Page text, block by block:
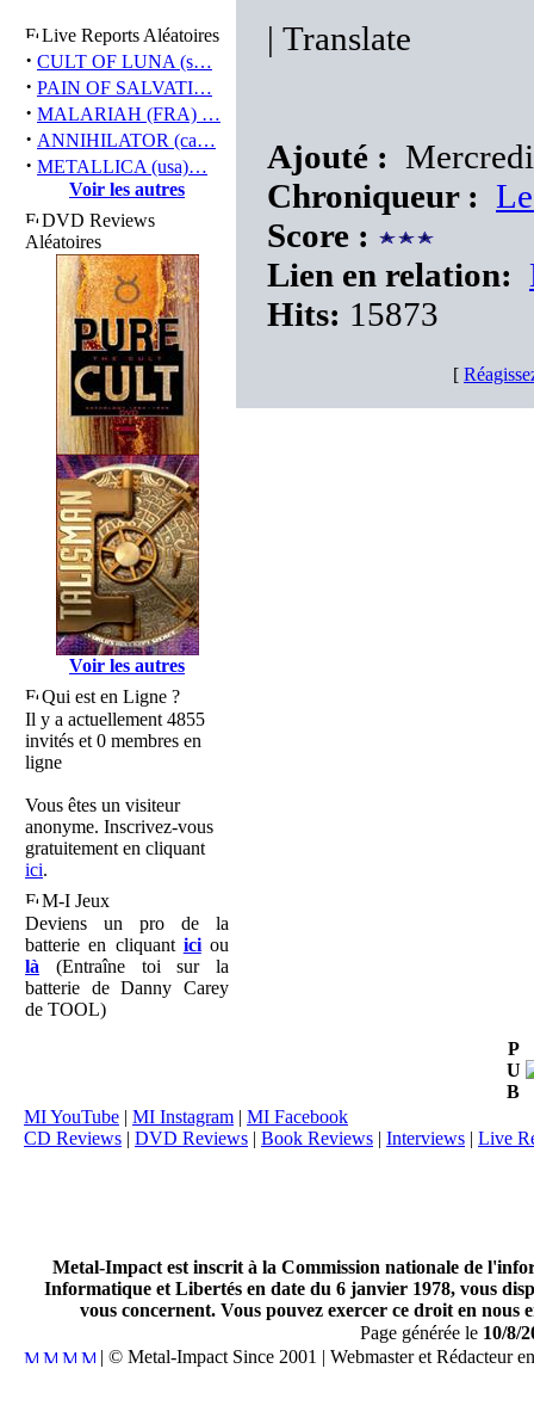
Live Reports Aléatoires
· CULT OF LUNA (s…
· PAIN OF SALVATI…
· MALARIAH (FRA) …
· ANNIHILATOR (ca…
· METALLICA (usa)…
Voir les autres
DVD Reviews
Aléatoires
Voir les autres
Qui est en Ligne ?
Il y a actuellement 4855
invités et 0 membres en
ligne
Vous êtes un visiteur
anonyme. Inscrivez-vous
gratuitement en cliquant
ici.
M-I Jeux
Deviens un pro de la
batterie en cliquant iciou
là (Entraîne toi sur la
batterie de Danny Carey
de TOOL)
| Translate
Ajouté :
Chroniqueur :
Score :
Lien en relation:
Hits: 15873
[
P
U
B
MI YouTube | MI Instagram | MI Facebook
CD Reviews | DVD Reviews | Book Reviews | Interviews | Live
Metal-Impact est inscrit à la Commission nationale de
Informatique et Libertés en date du 6 janvier 1978, vous
vous concernent. Vous pouvez exercer ce droit en
Page générée le 10/8/
| © Metal-Impact Since 2001 | Webmaster et Rédacteur